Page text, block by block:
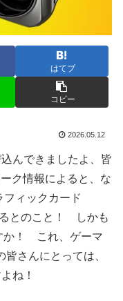
はてブ
コピー
2026.05.12
んできましたよ、皆
ク情報によると、な
ィックカード
るとのこと！ しかも
か！ これ、ゲーマ
さんにとっては、
ね！